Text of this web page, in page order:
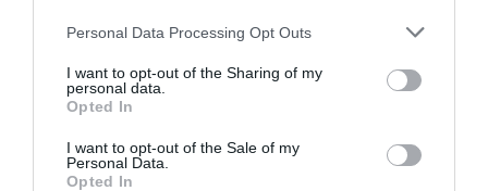
Personal Data Processing Opt Outs
I want to opt-out of the Sharing of my
personal data.
Opted In
I want to opt-out of the Sale of my
Personal Data.
Opted In
nyaralópiac, és ma már egyre nehezebb jó áron
megfelelő ingatlant vásárolni. Ennek
Read More